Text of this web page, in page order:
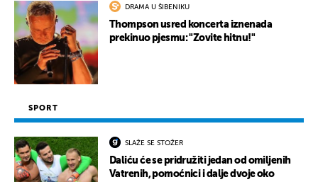
DRAMA U ŠIBENIKU
Thompson usred koncerta iznenada
prekinuo pjesmu: "Zovite hitnu!"
SPORT
SLAŽE SE STOŽER
Daliću će se pridružiti jedan od omiljenih
Vatrenih, pomoćnici i dalje dvoje oko